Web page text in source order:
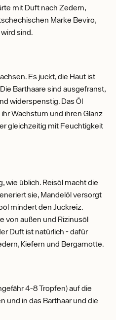
mit Duft nach Zedern,
Marke Beviro,
sind.
Es juckt, die Haut ist
Barthaare sind ausgefranst,
widerspenstig. Das Öl
Wachstum und ihren Glanz
gleichzeitig mit Feuchtigkeit
wie üblich. Reisöl macht die
sie, Mandelöl versorgt
mindert den Juckreiz.
von außen und Rizinusöl
Duft ist natürlich - dafür
Kiefern und Bergamotte.
4-8 Tropfen) auf die
und in das Barthaar und die